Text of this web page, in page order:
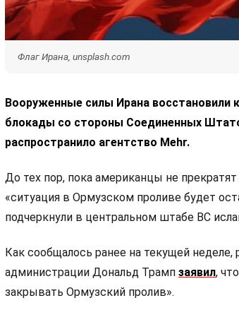
Флаг Ирана, unsplash.com
Вооруженные силы Ирана восстановили
блокады со стороны Соединенных
распространило агентство Mehr.
До тех пор, пока американцы не
«ситуация в Ормузском проливе будет
подчеркнули в центральном штабе ВС
Как сообщалось ранее на текущей
администрации Дональд Трамп заявил,
закрывать Ормузский пролив».